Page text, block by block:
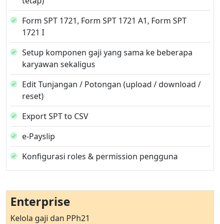
Form SPT 1721, Form SPT 1721 A1, Form SPT
1721 I
Setup komponen gaji yang sama ke beberapa
karyawan sekaligus
Edit Tunjangan / Potongan (upload / download /
reset)
Export SPT to CSV
e-Payslip
Konfigurasi roles & permission pengguna
Enterprise
Kelola gaji dan PPh21